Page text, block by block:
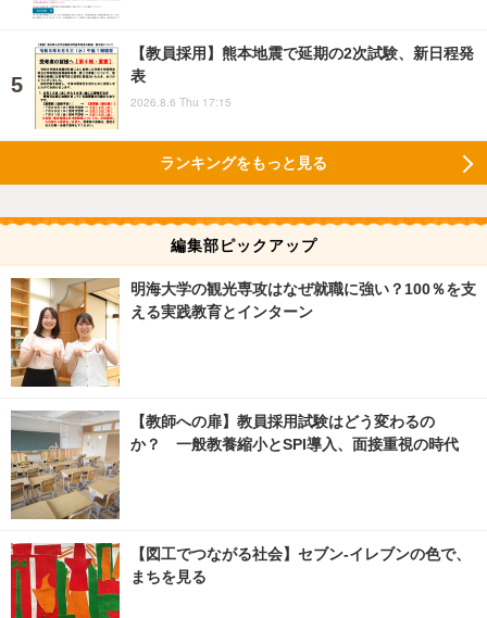
【教員採用】熊本地震で延期の2次試験、新日程発
表
2026.8.6 Thu 17:15
ランキングをもっと見る
編集部ピックアップ
明海大学の観光専攻はなぜ就職に強い？100％を支
える実践教育とインターン
【教師への扉】教員採用試験はどう変わるの
か？ 一般教養縮小とSPI導入、面接重視の時代
【図工でつながる社会】セブン‐イレブンの色で、
まちを見る